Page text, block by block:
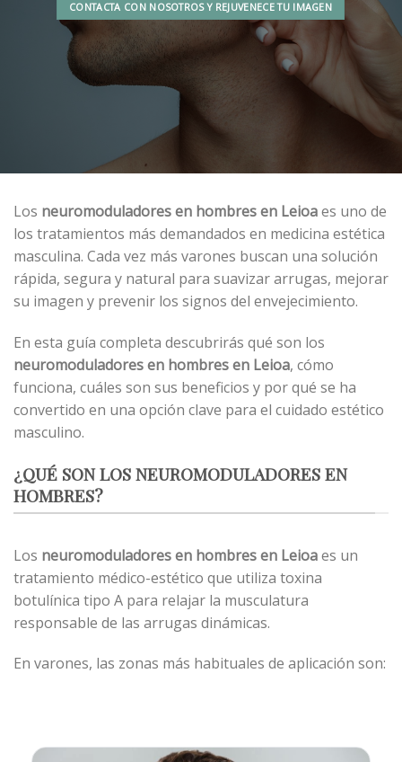
CONTACTA CON NOSOTROS Y REJUVENECE TU IMAGEN
Los neuromoduladoresen hombresen Leioaes uno de
los tratamientos más demandados en medicina estética
masculina. Cada vez más varones buscan una solución
rápida, segura y natural para suavizar arrugas, mejorar
su imagen y prevenir los signos del envejecimiento.
En esta guía completa descubrirás qué son los
neuromoduladoresen hombres en Leioa, cómo
funciona, cuáles son sus beneficios y por qué se ha
convertido en una opción clave para el cuidado estético
masculino.
¿QUÉ SON LOS NEUROMODULADORES EN
HOMBRES?
Los neuromoduladoresen hombres en Leioaes un
tratamiento médico-estético que utiliza toxina
botulínica tipo A para relajar la musculatura
responsable de las arrugas dinámicas.
En varones, las zonas más habituales de aplicación son: